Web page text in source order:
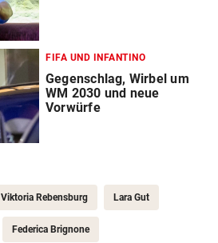
FIFA UND INFANTINO
Gegenschlag, Wirbel um
WM 2030 und neue
Vorwürfe
Viktoria Rebensburg Lara Gut
Federica Brignone